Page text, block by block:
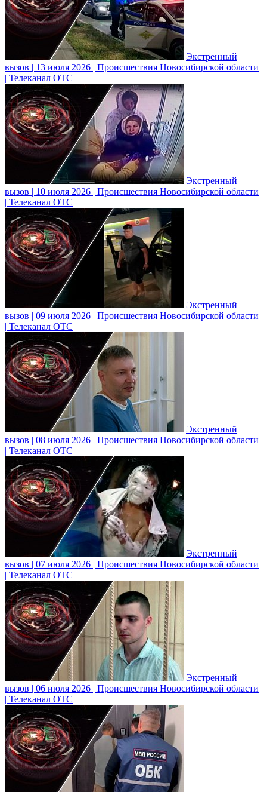
Экстренный
вызов | 13 июля 2026 | Происшествия Новосибирской области
| Телеканал ОТС
Экстренный
вызов | 10 июля 2026 | Происшествия Новосибирской области
| Телеканал ОТС
Экстренный
вызов | 09 июля 2026 | Происшествия Новосибирской области
| Телеканал ОТС
Экстренный
вызов | 08 июля 2026 | Происшествия Новосибирской области
| Телеканал ОТС
Экстренный
вызов | 07 июля 2026 | Происшествия Новосибирской области
| Телеканал ОТС
Экстренный
вызов | 06 июля 2026 | Происшествия Новосибирской области
| Телеканал ОТС